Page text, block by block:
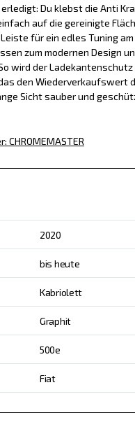
Du klebst die Anti
auf die gereinigte
für ein edles Tuning am
zum modernen Design
wird der Ladekantenschutz
den Wiederverkaufswert
Sicht sauber und
: CHROMEMASTER
2020
bis heute
Kabriolett
Graphit
500e
Fiat